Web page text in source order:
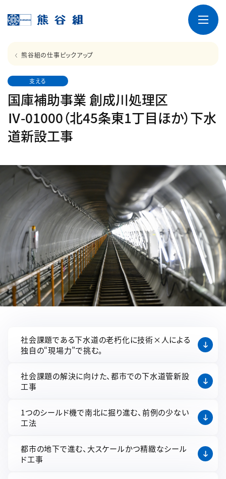
熊谷組の仕事ピックアップ
支える
国庫補助事業 創成川処理区
Ⅳ-01000（北45条東1丁目ほか）下水
道新設工事
社会課題である下水道の老朽化に技術×人による
独自の“現場力”で挑む。
社会課題の解決に向けた、都市での下水道管新設
工事
1つのシールド機で南北に掘り進む、前例の少ない
工法
都市の地下で進む、大スケールかつ精緻なシール
ド工事